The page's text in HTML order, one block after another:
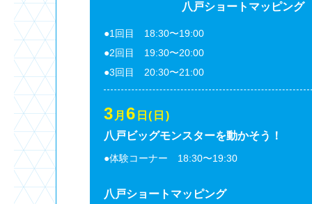
八戸ショートマッピング
●1回目 18:30〜19:00
●2回目 19:30〜20:00
●3回目 20:30〜21:00
3 月6 日(日)
八戸ビッグモンスターを動かそう！
●体験コーナー 18:30〜19:30
八戸ショートマッピング